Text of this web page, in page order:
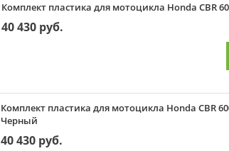
Комплект пластика для мотоцикла Honda CBR
40 430 руб.
Комплект пластика для мотоцикла Honda CBR
Черный
40 430 руб.